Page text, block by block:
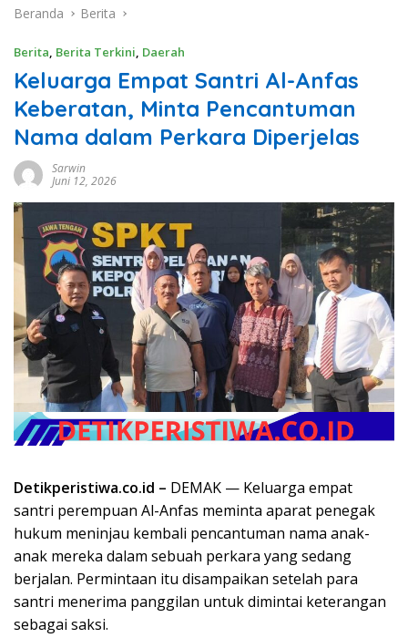
Beranda Berita
Berita, Berita Terkini, Daerah
Keluarga Empat Santri Al-Anfas
Keberatan, Minta Pencantuman
Nama dalam Perkara Diperjelas
Sarwin
Juni 12, 2026
Detikperistiwa.co.id – DEMAK — Keluarga empat
santri perempuan Al-Anfas meminta aparat penegak
hukum meninjau kembali pencantuman nama anak-
anak mereka dalam sebuah perkara yang sedang
berjalan. Permintaan itu disampaikan setelah para
santri menerima panggilan untuk dimintai keterangan
sebagai saksi.